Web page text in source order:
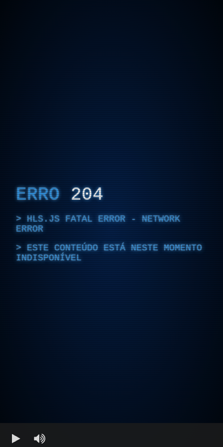
ERRO 204
HLS.JS FATAL ERROR - NETWORK
ERROR
ESTE CONTEÚDO ESTÁ NESTE MOMENTO
INDISPONÍVEL